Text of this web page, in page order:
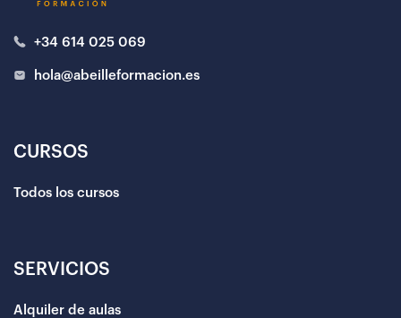
+34 614 025 069
hola@abeilleformacion.es
CURSOS
Todos los cursos
SERVICIOS
Alquiler de aulas